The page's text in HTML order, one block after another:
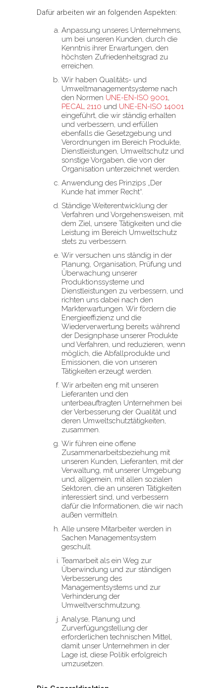
Dafür arbeiten wir an folgenden Aspekten:
Anpassung unseres Unternehmens,
um bei unseren Kunden, durch die
Kenntnis ihrer Erwartungen, den
höchsten Zufriedenheitsgrad zu
erreichen.
Wir haben Qualitäts- und
Umweltmanagementsysteme nach
den Normen UNE-EN-ISO 9001,
PECAL 2110 und UNE-EN-ISO 14001
eingeführt, die wir ständig erhalten
und verbessern, und erfüllen
ebenfalls die Gesetzgebung und
Verordnungen im Bereich Produkte,
Dienstleistungen, Umweltschutz und
sonstige Vorgaben, die von der
Organisation unterzeichnet werden.
Anwendung des Prinzips „Der
Kunde hat immer Recht“.
Ständige Weiterentwicklung der
Verfahren und Vorgehensweisen, mit
dem Ziel, unsere Tätigkeiten und die
Leistung im Bereich Umweltschutz
stets zu verbessern.
Wir versuchen uns ständig in der
Planung, Organisation, Prüfung und
Überwachung unserer
Produktionssysteme und
Dienstleistungen zu verbessern, und
richten uns dabei nach den
Markterwartungen. Wir fördern die
Energieeffizienz und die
Wiederverwertung bereits während
der Designphase unserer Produkte
und Verfahren, und reduzieren, wenn
möglich, die Abfallprodukte und
Emissionen, die von unseren
Tätigkeiten erzeugt werden.
Wir arbeiten eng mit unseren
Lieferanten und den
unterbeauftragten Unternehmen bei
der Verbesserung der Qualität und
deren Umweltschutztätigkeiten,
zusammen.
Wir führen eine offene
Zusammenarbeitsbeziehung mit
unseren Kunden, Lieferanten, mit der
Verwaltung, mit unserer Umgebung
und, allgemein, mit allen sozialen
Sektoren, die an unseren Tätigkeiten
interessiert sind, und verbessern
dafür die Informationen, die wir nach
außen vermitteln.
Alle unsere Mitarbeiter werden in
Sachen Managementsystem
geschult.
Teamarbeit als ein Weg zur
Überwindung und zur ständigen
Verbesserung des
Managementsystems und zur
Verhinderung der
Umweltverschmutzung.
Analyse, Planung und
Zurverfügungstellung der
erforderlichen technischen Mittel,
damit unser Unternehmen in der
Lage ist, diese Politik erfolgreich
umzusetzen.